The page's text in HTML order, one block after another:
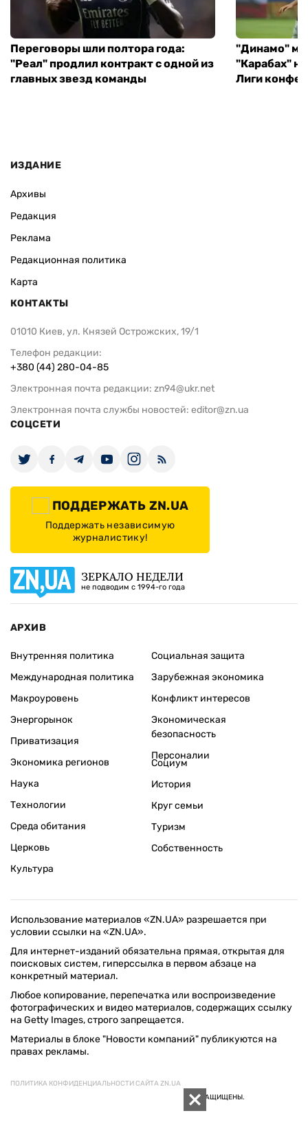
Переговоры шли полтора года:
"Реал" продлил контракт с одной из
главных звезд команды
"Динамо"
"Карабах"
Лиги
ИЗДАНИЕ
Архивы
Редакция
Реклама
Редакционная политика
Карта
КОНТАКТЫ
01010 Киев, ул. Князей Острожских, 19/1
Телефон редакции:
+380 (44) 280-04-85
Электронная почта редакции: zn94@ukr.net
Электронная почта службы новостей: editor@zn.ua
СОЦСЕТИ
ПОДДЕРЖАТЬ ZN.UA
Поддержать независимую
журналистику!
ЗЕРКАЛО НЕДЕЛИ
не подводим с 1994-го года
АРХИВ
Внутренняя политика
Международная политика
Макроуровень
Энергорынок
Приватизация
Экономика регионов
Социальная защита
Зарубежная экономика
Конфликт интересов
Экономическая
безопасность
Персоналии
Наука
Технологии
Среда обитания
Церковь
Культура
Социум
История
Круг семьи
Туризм
Собственность
Использование материалов «ZN.UA» разрешается при
условии ссылки на «ZN.UA».
Для интернет-изданий обязательна прямая, открытая для
поисковых систем, гиперссылка в первом абзаце на
конкретный материал.
Любое копирование, перепечатка или воспроизведение
фотографических и видео материалов, содержащих ссылку
на Getty Images, строго запрещается.
Материалы в блоке "Новости компаний" публикуются на
правах рекламы.
ПОЛИТИКА КОНФИДЕНЦИАЛЬНОСТИ САЙТА ZN.UA
© 1994–2026 «ЗЕРКАЛО НЕДЕЛИ. УКРАИНА». ВСЕ ПРАВА ЗАЩИЩЕНЫ.